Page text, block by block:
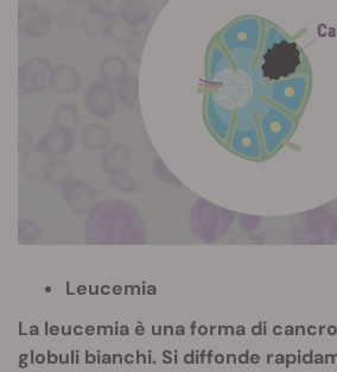
Leucemia
La leucemia è una forma di
globuli bianchi. Si diffonde